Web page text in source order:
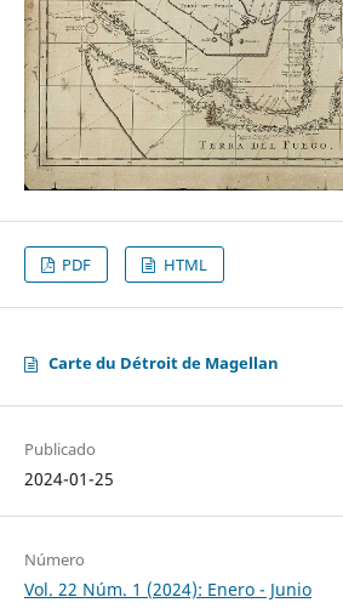
PDF HTML
Carte du Détroit de Magellan
Publicado
2024-01-25
Número
Vol. 22 Núm. 1 (2024): Enero - Junio